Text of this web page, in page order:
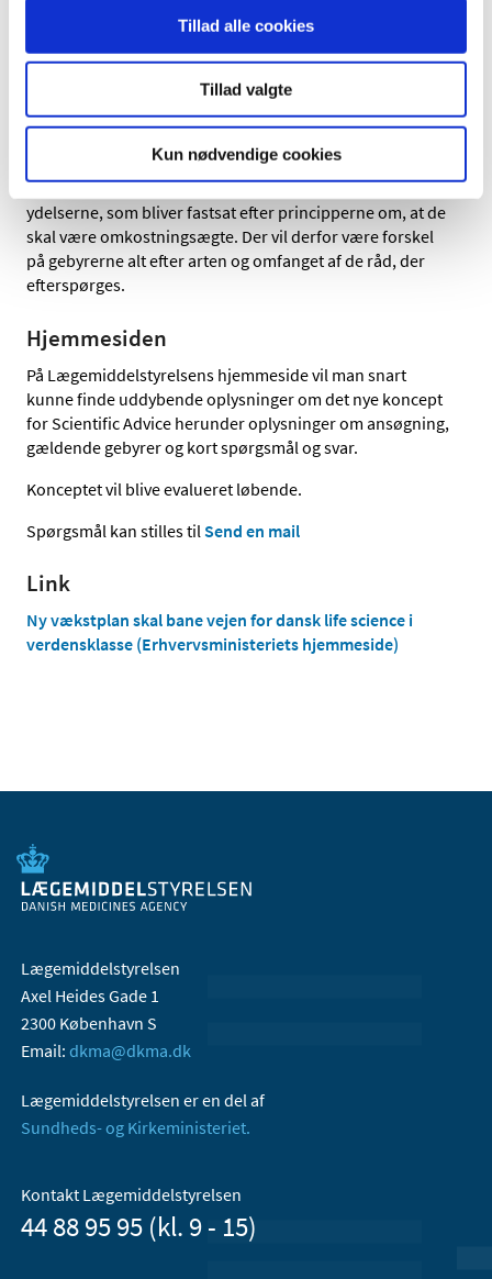
Tillad alle cookies
Tillad valgte
Kun nødvendige cookies
Gebyrer på Scientific Advice
For at det nye koncept kan fungere så effektivt og
Lægemiddelstyrelsen får dækket udgifterne til opgaven.
Lægemiddelstyrelsen vil derfor opkræve gebyrer for
ydelserne, som bliver fastsat efter principperne om, at de
skal være omkostningsægte. Der vil derfor være forskel
på gebyrerne alt efter arten og omfanget af de råd, der
efterspørges.
Hjemmesiden
På Lægemiddelstyrelsens hjemmeside vil man snart
kunne finde uddybende oplysninger om det nye koncept
for Scientific Advice herunder oplysninger om ansøgning,
gældende gebyrer og kort spørgsmål og svar.
Konceptet vil blive evalueret løbende.
Spørgsmål kan stilles til Send en mail
Link
Ny vækstplan skal bane vejen for dansk life science i
verdensklasse (Erhvervsministeriets hjemmeside)
Lægemiddelstyrelsen
Axel Heides Gade 1
2300 København S
Email: dkma@dkma.dk
Lægemiddelstyrelsen er en del af
Sundheds- og Kirkeministeriet.
Kontakt Lægemiddelstyrelsen
44 88 95 95 (kl. 9 - 15)